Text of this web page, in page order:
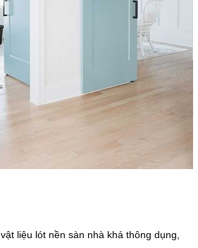
liệu lót nền sàn nhà khá thông dụng,